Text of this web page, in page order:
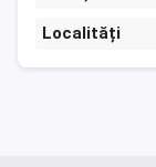
Localități